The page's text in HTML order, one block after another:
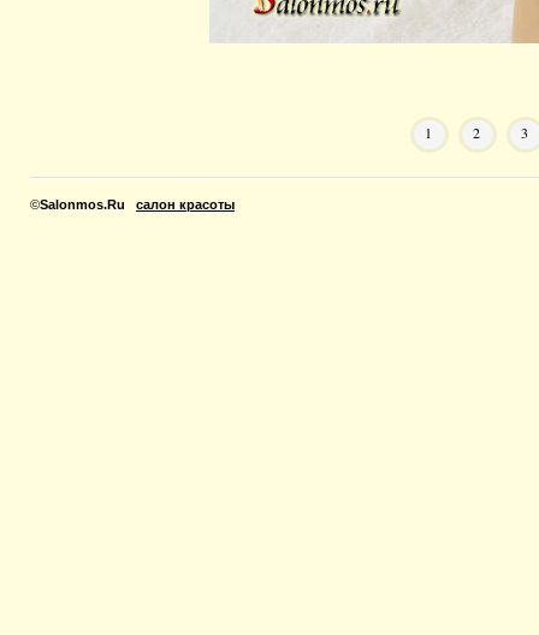
1 2 3
©Salonmos.Ru салон красоты